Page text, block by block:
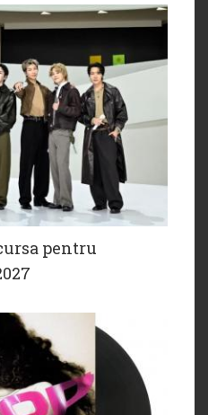
pentru